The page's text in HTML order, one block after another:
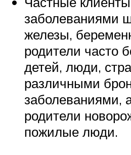
заболеваниями
железы,
родители часто
детей, люди,
различными
заболеваниями,
родители
пожилые люди.